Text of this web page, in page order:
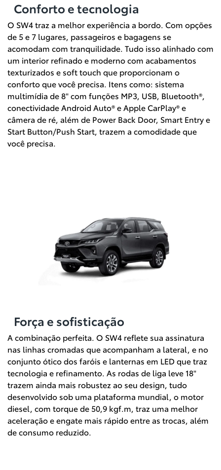
Conforto e tecnologia
O SW4 traz a melhor experiência a bordo. Com opções
de 5 e 7 lugares, passageiros e bagagens se
acomodam com tranquilidade. Tudo isso alinhado com
um interior refinado e moderno com acabamentos
texturizados e soft touch que proporcionam o
conforto que você precisa. Itens como: sistema
multimídia de 8" com funções MP3, USB, Bluetooth®,
conectividade Android Auto® e Apple CarPlay® e
câmera de ré, além de Power Back Door, Smart Entry e
Start Button/Push Start, trazem a comodidade que
você precisa.
Força e sofisticação
A combinação perfeita. O SW4 reflete sua assinatura
nas linhas cromadas que acompanham a lateral, e no
conjunto ótico dos faróis e lanternas em LED que traz
tecnologia e refinamento. As rodas de liga leve 18"
trazem ainda mais robustez ao seu design, tudo
desenvolvido sob uma plataforma mundial, o motor
diesel, com torque de 50,9 kgf.m, traz uma melhor
aceleração e engate mais rápido entre as trocas, além
de consumo reduzido.